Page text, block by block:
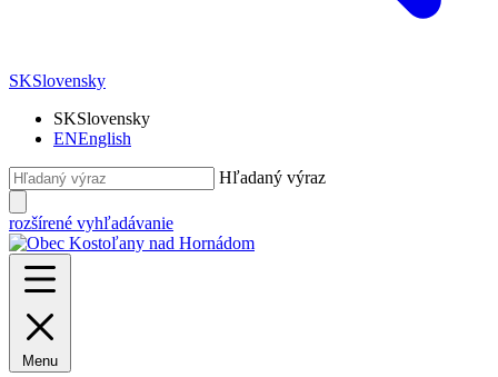
SKSlovensky
SKSlovensky
ENEnglish
Hľadaný výraz
rozšírené vyhľadávanie
Menu